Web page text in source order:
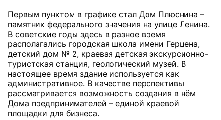
Первым пунктом в графике стал Дом Плюснина –
памятник федерального значения на улице Ленина.
В советские годы здесь в разное время
располагались городская школа имени Герцена,
детский дом № 2, краевая детская экскурсионно-
туристская станция, геологический музей. В
настоящее время здание используется как
административное. В качестве перспективы
рассматривается возможность создания в нём
Дома предпринимателей – единой краевой
площадки для бизнеса.